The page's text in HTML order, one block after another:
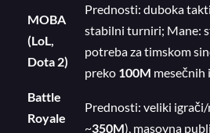
MOBA
(LoL,
Dota 2)
Prednosti: duboka
stabilni turniri; Mane:
potreba za timskom
preko 100M mesečnih
Battle
Royale
Prednosti: veliki
~350M), masovna